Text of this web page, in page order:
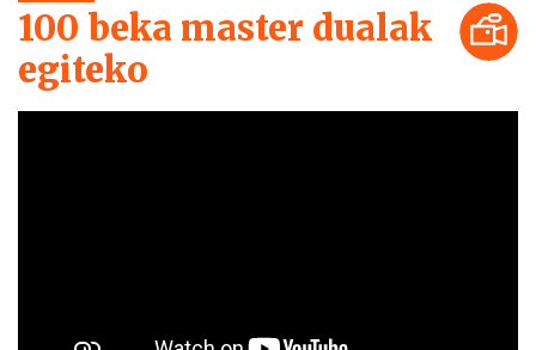
100 beka master dualak
egiteko